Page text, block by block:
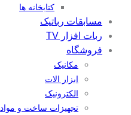
کتابخانه ها
مسابقات رباتیک
ربات افزار TV
فروشگاه
مکانیک
ابزار الات
الکترونیک
تجهیزات ساخت و مواد